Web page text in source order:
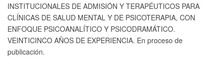
INSTITUCIONALES DE ADMISIÓN Y TERAPÉUTICOS PARA
CLÍNICAS DE SALUD MENTAL Y DE PSICOTERAPIA, CON
ENFOQUE PSICOANALÍTICO Y PSICODRAMÁTICO.
VEINTICINCO AÑOS DE EXPERIENCIA. En proceso de
publicación.